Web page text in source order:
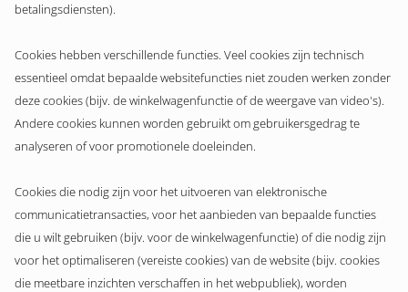
betalingsdiensten).
Cookies hebben verschillende functies. Veel cookies zijn technisch
essentieel omdat bepaalde websitefuncties niet zouden werken zonder
deze cookies (bijv. de winkelwagenfunctie of de weergave van video's).
Andere cookies kunnen worden gebruikt om gebruikersgedrag te
analyseren of voor promotionele doeleinden.
Cookies die nodig zijn voor het uitvoeren van elektronische
communicatietransacties, voor het aanbieden van bepaalde functies
die u wilt gebruiken (bijv. voor de winkelwagenfunctie) of die nodig zijn
voor het optimaliseren (vereiste cookies) van de website (bijv. cookies
die meetbare inzichten verschaffen in het webpubliek), worden